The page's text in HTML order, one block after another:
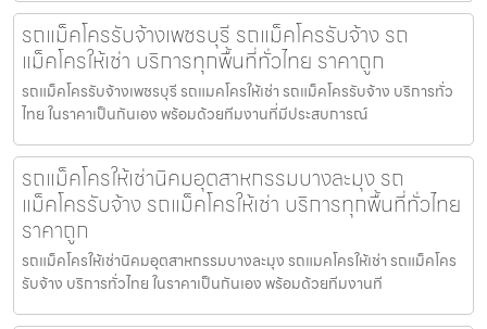
รถแม็คโครรับจ้างเพชรบุรี รถแม็คโครรับจ้าง รถ
แม็คโครให้เช่า บริการทุกพื้นที่ทั่วไทย ราคาถูก
รถแม็คโครรับจ้างเพชรบุรี รถแมคโครให้เช่า รถแม็คโครรับจ้าง บริการทั่ว
ไทย ในราคาเป็นกันเอง พร้อมด้วยทีมงานที่มีประสบการณ์
รถแม็คโครให้เช่านิคมอุตสาหกรรมบางละมุง รถ
แม็คโครรับจ้าง รถแม็คโครให้เช่า บริการทุกพื้นที่ทั่วไทย
ราคาถูก
รถแม็คโครให้เช่านิคมอุตสาหกรรมบางละมุง รถแมคโครให้เช่า รถแม็คโคร
รับจ้าง บริการทั่วไทย ในราคาเป็นกันเอง พร้อมด้วยทีมงานที